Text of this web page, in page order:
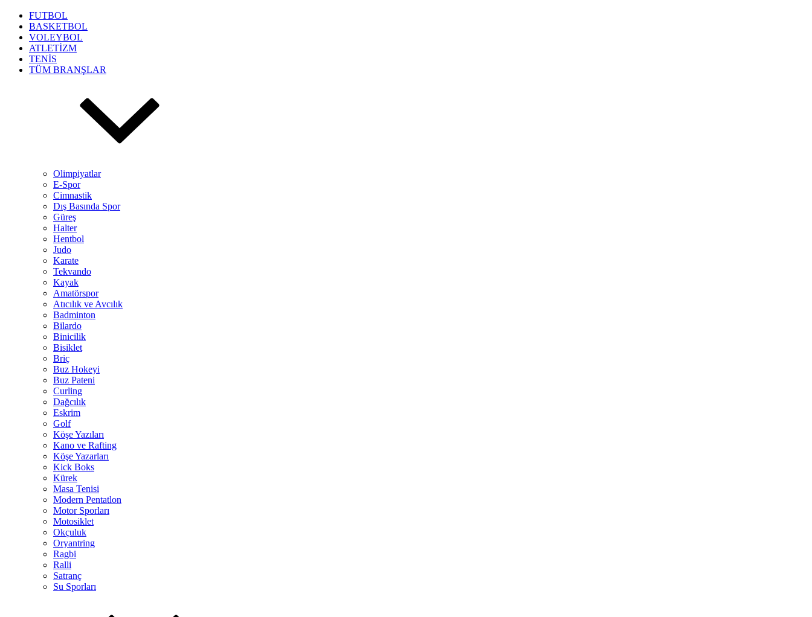
FUTBOL
BASKETBOL
VOLEYBOL
ATLETİZM
TENİS
TÜM BRANŞLAR
Olimpiyatlar
E-Spor
Cimnastik
Dış Basında Spor
Güreş
Halter
Hentbol
Judo
Karate
Tekvando
Kayak
Amatörspor
Atıcılık ve Avcılık
Badminton
Bilardo
Binicilik
Bisiklet
Briç
Buz Hokeyi
Buz Pateni
Curling
Dağcılık
Eskrim
Golf
Köşe Yazıları
Kano ve Rafting
Köşe Yazarları
Kick Boks
Kürek
Masa Tenisi
Modern Pentatlon
Motor Sporları
Motosiklet
Okçuluk
Oryantring
Ragbi
Ralli
Satranç
Su Sporları